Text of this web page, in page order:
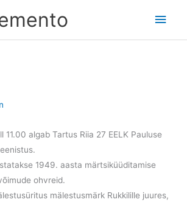
Main
11.00 algab Tartus Riia 27 EELK Pauluse
1949. aasta märtsiküüditamise
ohvreid.
mälestusmärk Rukkilille juures,